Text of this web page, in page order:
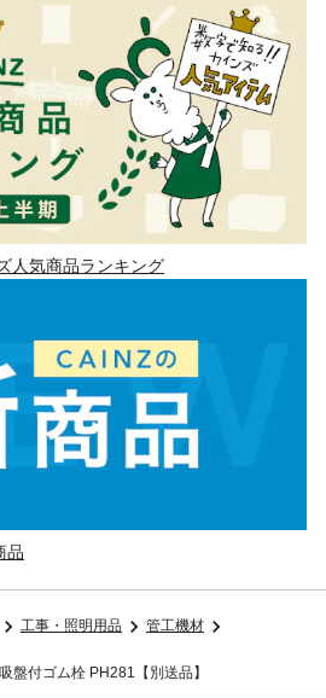
人気商品ランキング
品
工事・照明用品
管工機材
盤付ゴム栓 PH281【別送品】